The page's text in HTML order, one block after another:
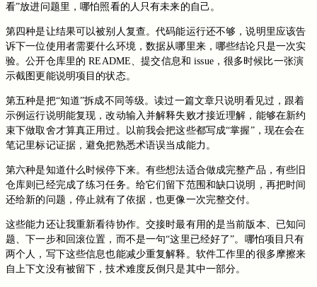
看”放进问题里，哪怕照看的人只有未来的自己。
第四种是让结果可以被别人复查。代码能运行还不够，说明里应该告
诉下一位使用者需要什么环境，数据从哪里来，哪些结论只是一次实
验。公开仓库里的 README、提交信息和 issue，很多时候比一张演
示截图更能说明项目的状态。
第五种是把“知道”拆成不同等级。读过一篇文章只说明看见过，跟着
示例运行说明能复现，改动输入并解释失败才接近理解，能够在新约
束下做取舍才算真正用过。以前我会把这些都写成“掌握”，现在会在
笔记里标记证据，避免把熟悉术语误当成能力。
第六种是知道什么时候停下来。有些想法适合做成完整产品，有些旧
仓库则已经完成了练习任务。给它们留下范围和缺口说明，再把时间
还给新的问题，停止就有了依据，也更像一次完整交付。
这些能力还让我重新看待协作。交接时最有用的是当前版本、已知问
题、下一步和回滚位置，而不是一句“这里已经好了”。哪怕项目只有
两个人，写下这些信息也能减少重复解释。软件工作里的很多摩擦来
自上下文没有被留下，技术难度反倒只是其中一部分。